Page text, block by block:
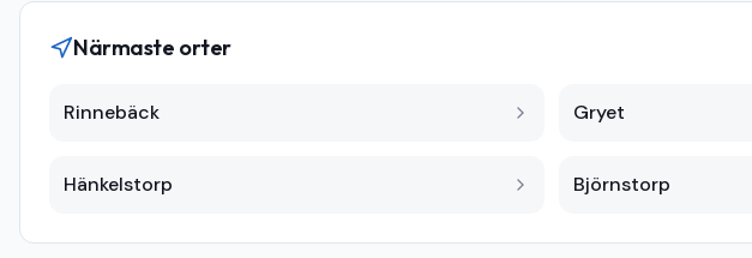
Närmaste orter
Rinnebäck Gryet
Hänkelstorp Björnstorp